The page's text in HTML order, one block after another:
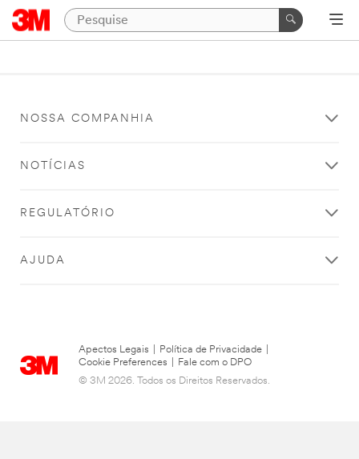
NOSSA COMPANHIA
NOTÍCIAS
REGULATÓRIO
AJUDA
Apectos Legais Política de Privacidade
Cookie Preferences
Fale com o DPO
© 3M 2026. Todos os Direitos Reservados.